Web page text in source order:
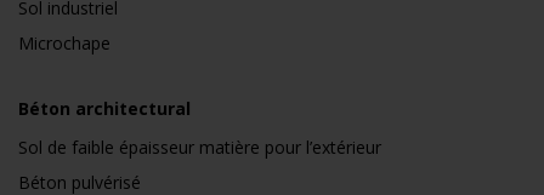
Sol industriel
Microchape
Béton architectural
Sol de faible épaisseur matière pour l’extérieur
Béton pulvérisé